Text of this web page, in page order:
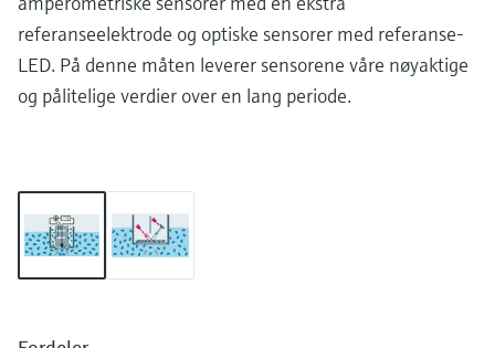
referanseelektrode og optiske sensorer med referanse-
LED. På denne måten leverer sensorene våre nøyaktige
og pålitelige verdier over en lang periode.